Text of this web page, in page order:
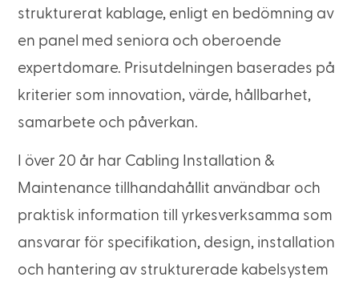
strukturerat kablage, enligt en bedömning av
en panel med seniora och oberoende
expertdomare. Prisutdelningen baserades på
kriterier som innovation, värde, hållbarhet,
samarbete och påverkan.
I över 20 år har Cabling Installation &
Maintenance tillhandahållit användbar och
praktisk information till yrkesverksamma som
ansvarar för specifikation, design, installation
och hantering av strukturerade kabelsystem